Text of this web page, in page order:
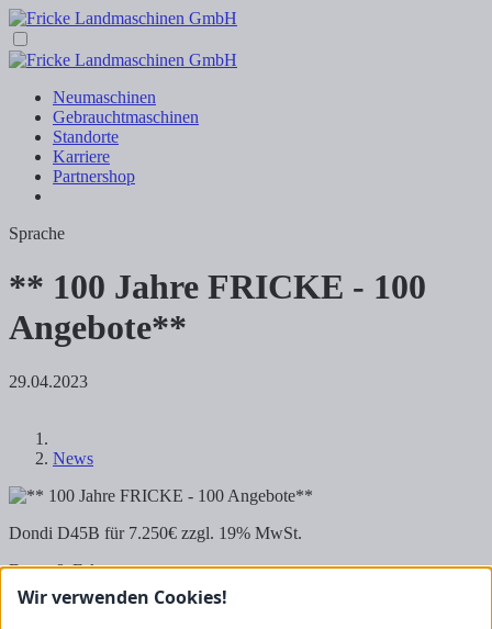
Neumaschinen
Gebrauchtmaschinen
Standorte
Karriere
Partnershop
Sprache
** 100 Jahre FRICKE - 100
Angebote**
29.04.2023
News
Dondi D45B für 7.250€ zzgl. 19% MwSt.
Daten & Fakten:
? Baujahr 2023
? Gelenkwelle
Wir verwenden Cookies!